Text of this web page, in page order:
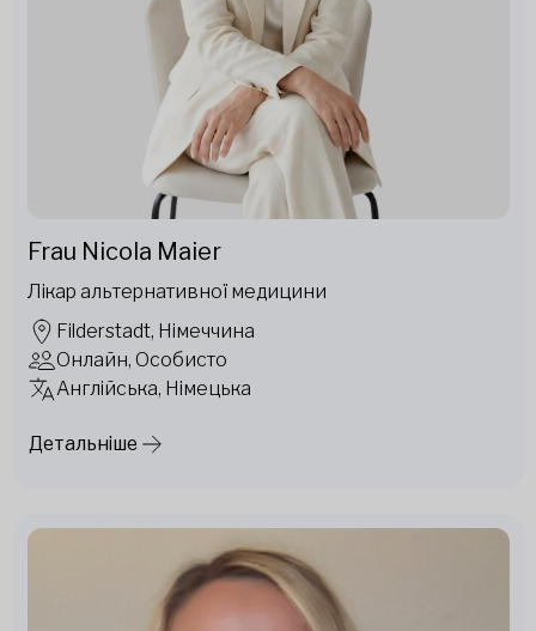
Frau Nicola Maier
Лікар альтернативної медицини
Filderstadt, Німеччина
Онлайн, Особисто
Англійська, Німецька
Детальніше